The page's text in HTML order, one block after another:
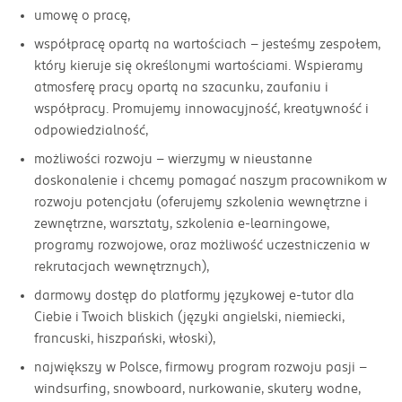
umowę o pracę,
współpracę opartą na wartościach - jesteśmy zespołem,
który kieruje się określonymi wartościami. Wspieramy
atmosferę pracy opartą na szacunku, zaufaniu i
współpracy. Promujemy innowacyjność, kreatywność i
odpowiedzialność,
możliwości rozwoju - wierzymy w nieustanne
doskonalenie i chcemy pomagać naszym pracownikom w
rozwoju potencjału (oferujemy szkolenia wewnętrzne i
zewnętrzne, warsztaty, szkolenia e-learningowe,
programy rozwojowe, oraz możliwość uczestniczenia w
rekrutacjach wewnętrznych),
darmowy dostęp do platformy językowej e-tutor dla
Ciebie i Twoich bliskich (języki angielski, niemiecki,
francuski, hiszpański, włoski),
największy w Polsce, firmowy program rozwoju pasji –
windsurfing, snowboard, nurkowanie, skutery wodne,